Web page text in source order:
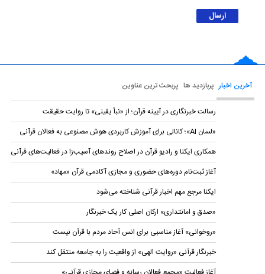
آخرین اخبار پربازدید ها پربحث ترین عناوین
رسالت خبرنگاری در آیینه قرآن؛ از «نبأ یقینی» تا روایت حقیقت
«لسان AI»؛ کانالی برای آموزش کاربردی هوش مصنوعی به فعالان قرآنی
همکاری ایکنا و رادیو قرآن در اصلاح روندهای آسیب‌زا در فعالیت‌های قرآنی
آغاز ثبت‌نام دوره‌های حضوری و مجازی آکادمی قرآن «مهاد»
ایکنا مرجع مهم اخبار قرآنی شناخته می‌شود
«صدق و امانتداری» ارکان اصلی کار یک خبرنگار
«روخوانی» آغاز مناسبی برای انس آحاد مردم با قرآن نیست
خبرنگار قرآنی «روایت الهی» از واقعیت را به جامعه منتقل کند